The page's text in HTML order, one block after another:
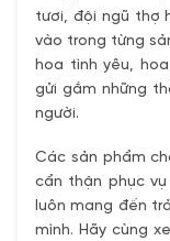
tươi, đội ngũ thợ
vào trong từng
hoa tình yêu,
gửi gắm những
người.
Các sản phẩm
cẩn thận phục
luôn mang đến
mình. Hãy cùng